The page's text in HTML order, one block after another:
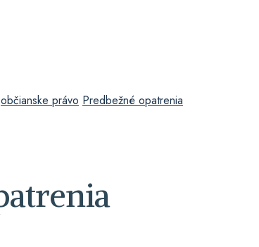
občianske právo Predbežné opatrenia